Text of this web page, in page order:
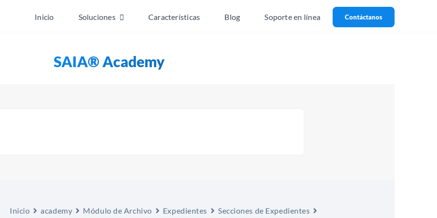
Inicio Soluciones Características Blog Soporte en línea Contáctanos
SAIA® Academy
Inicio academy Módulo de Archivo Expedientes
Secciones de Expedientes